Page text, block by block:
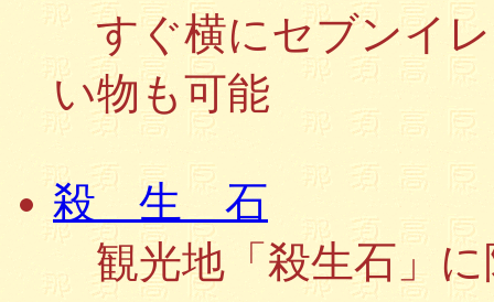
すぐ横にセブンイレ
い物も可能
殺 生 石
観光地「殺生石」に